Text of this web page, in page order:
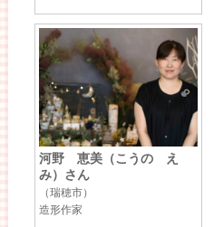
河野 恵美（こうの え
み）さん
（瑞穂市）
造形作家